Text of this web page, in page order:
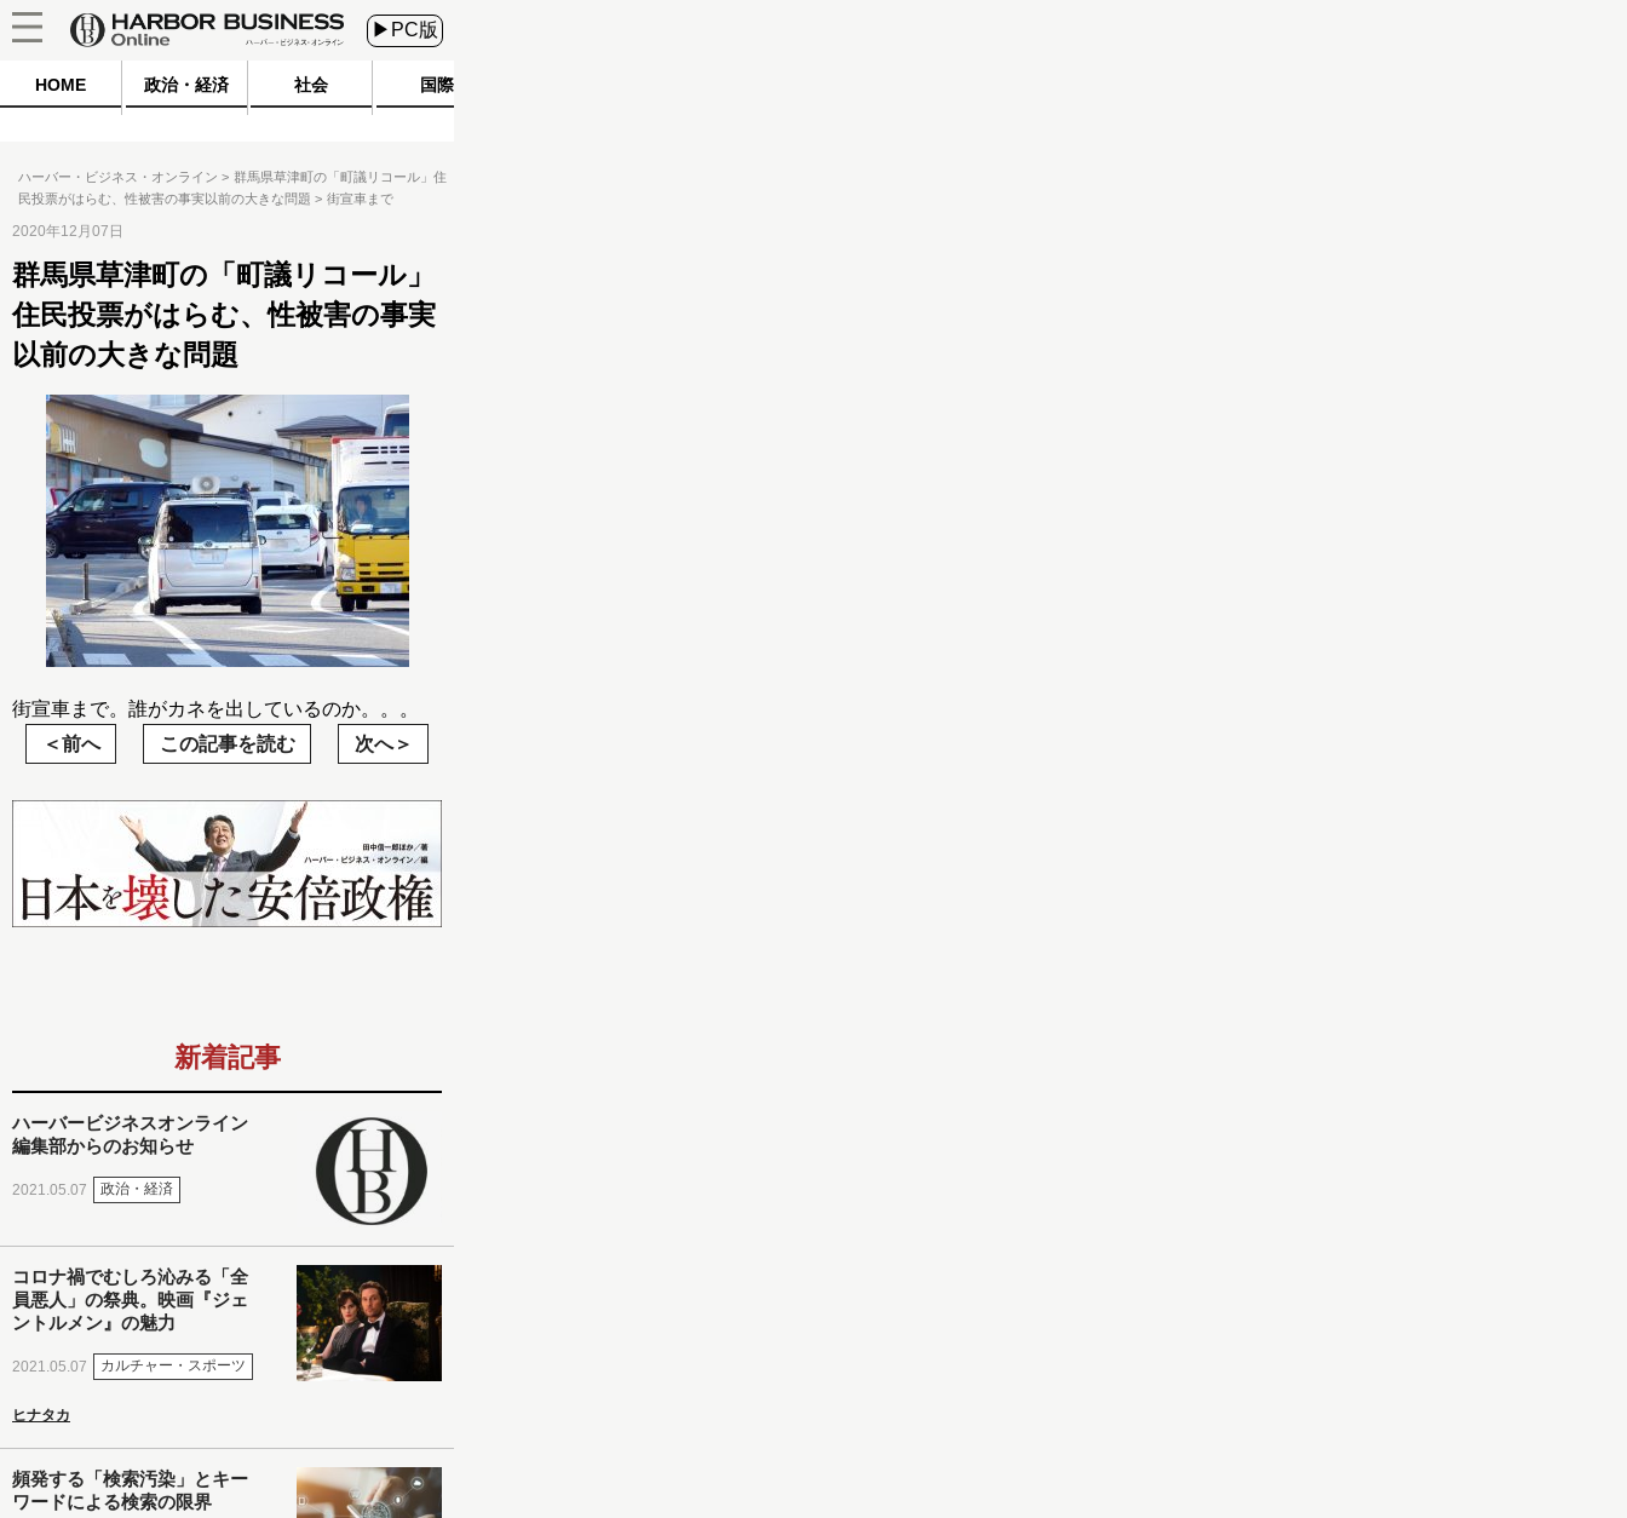
▶PC版
HOME 政治・経済 社会 国際
ハーバー・ビジネス・オンライン
群馬県草津町の「町議リコール」住
民投票がはらむ、性被害の事実以前の大きな問題
街宣車まで
2020年12月07日
群馬県草津町の「町議リコール」
住民投票がはらむ、性被害の事実
以前の大きな問題
街宣車まで。誰がカネを出しているのか。。。
前へ
この記事を読む 次へ
新着記事
ハーバービジネスオンライン
編集部からのお知らせ
2021.05.07 政治・経済
コロナ禍でむしろ沁みる「全
員悪人」の祭典。映画『ジェ
ントルメン』の魅力
2021.05.07 カルチャー・スポーツ
ヒナタカ
頻発する「検索汚染」とキー
ワードによる検索の限界